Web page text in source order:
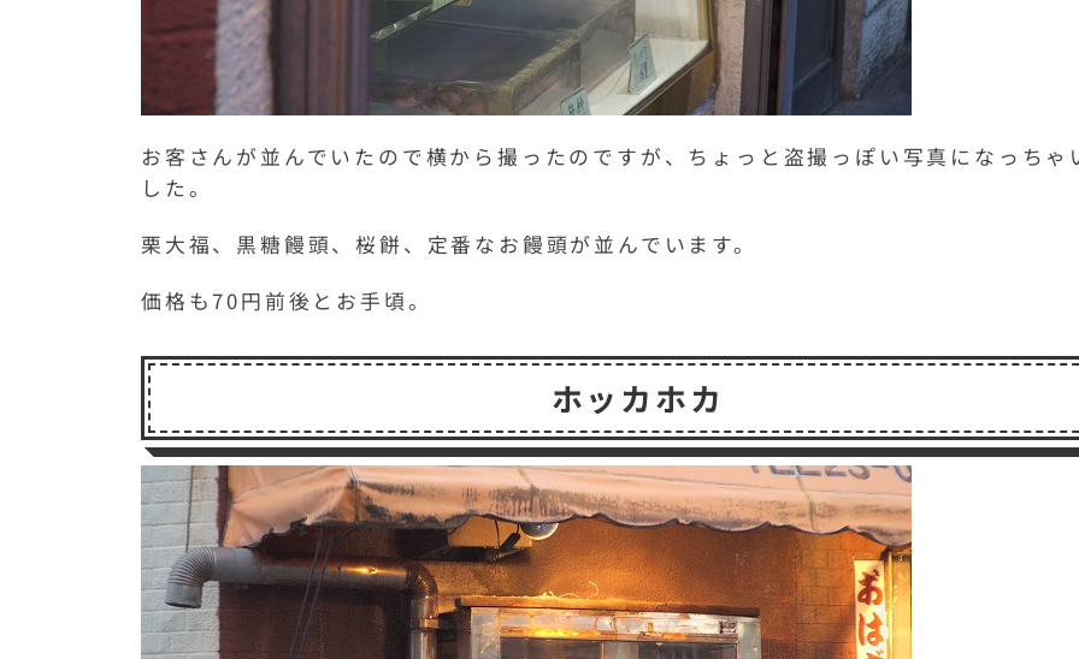
お客さんが並んでいたので横から撮ったのですが、ちょっと盗撮っぽい写真になっちゃ
した。
栗大福、黒糖饅頭、桜餅、定番なお饅頭が並んでいます。
価格も70円前後とお手頃。
ホッカホカ